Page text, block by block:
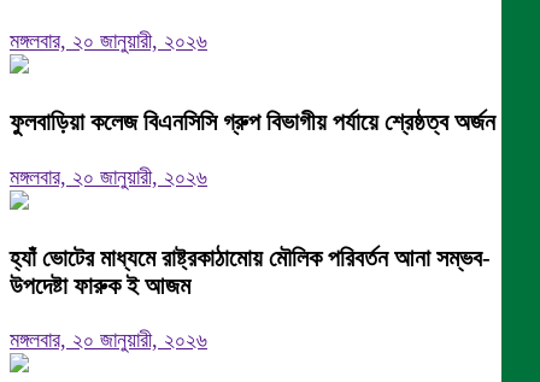
মঙ্গলবার, ২০ জানুয়ারী, ২০২৬
ফুলবাড়িয়া কলেজ বিএনসিসি গ্রুপ বিভাগীয় পর্যায়ে শ্রেষ্ঠত্ব অর্জন।
মঙ্গলবার, ২০ জানুয়ারী, ২০২৬
হ্যাঁ ভোটের মাধ্যমে রাষ্ট্রকাঠামোয় মৌলিক পরিবর্তন আনা সম্ভব-
উপদেষ্টা ফারুক ই আজম
মঙ্গলবার, ২০ জানুয়ারী, ২০২৬